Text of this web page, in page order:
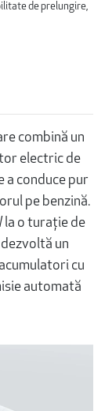
de prelungire,
combină un
electric de
a conduce pur
pe benzină.
la o turație de
un
cu
automată